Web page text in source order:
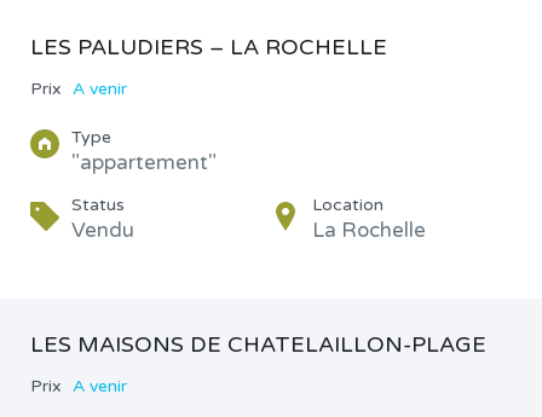
LES PALUDIERS – LA ROCHELLE
Prix A venir
Type
"appartement"
Status
Vendu
Location
La Rochelle
LES MAISONS DE CHATELAILLON-PLAGE
Prix A venir